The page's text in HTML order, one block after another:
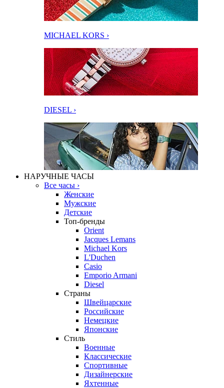
MICHAEL KORS ›
DIESEL ›
НАРУЧНЫЕ ЧАСЫ
Все часы ›
Женские
Мужские
Детские
Топ-бренды
Orient
Jacques Lemans
Michael Kors
L'Duchen
Casio
Emporio Armani
Diesel
Страны
Швейцарские
Российские
Немецкие
Японские
Стиль
Военные
Классические
Спортивные
Дизайнерские
Яхтенные